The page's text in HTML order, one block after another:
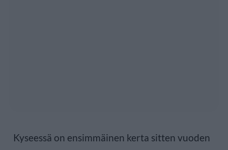
Kyseessä on ensimmäinen kerta sitten vuoden